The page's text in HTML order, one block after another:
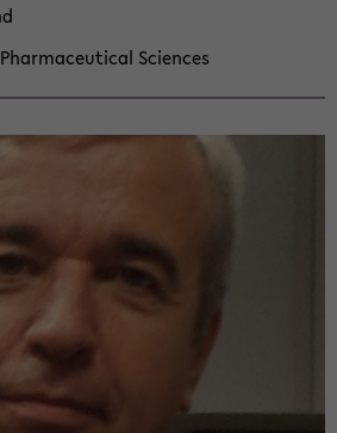
Sci­ences